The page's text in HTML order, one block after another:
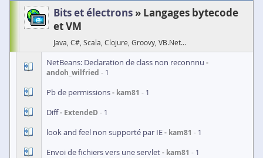
Bits et électrons
Langages bytecode
et VM
Java, C#, Scala, Clojure, Groovy, VB.Net...
NetBeans: Declaration de class non reconnnu
andoh_wilfried 1
Pb de permissions kam81 1
Diff ExtendeD 1
look and feel non supporté par IE kam81 1
Envoi de fichiers vers une servlet kam81 1